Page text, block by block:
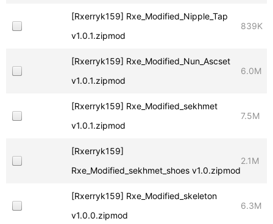
[Rxerryk159] Rxe_Modified_Nipple_Tap
v1.0.1.zipmod
839K
[Rxerryk159] Rxe_Modified_Nun_Ascset
v1.0.1.zipmod
6.0M
[Rxerryk159] Rxe_Modified_sekhmet
v1.0.1.zipmod
7.5M
[Rxerryk159]
Rxe_Modified_sekhmet_shoes v1.0.zipmod
2.1M
[Rxerryk159] Rxe_Modified_skeleton
v1.0.0.zipmod
6.3M